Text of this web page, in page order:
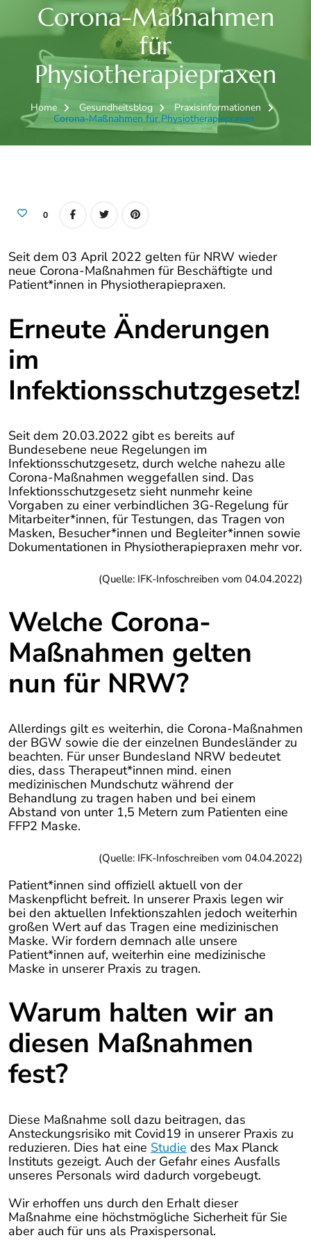
Corona-Maßnahmen
für
Physiotherapiepraxen
Home Gesundheitsblog
Praxisinformationen
Corona-Maßnahmen für Physiotherapiepraxen
0
Seit dem 03 April 2022 gelten für NRW wieder
neue Corona-Maßnahmen für Beschäftigte und
Patient*innen in Physiotherapiepraxen.
Erneute Änderungen
im
Infektionsschutzgesetz!
Seit dem 20.03.2022 gibt es bereits auf
Bundesebene neue Regelungen im
Infektionsschutzgesetz, durch welche nahezu alle
Corona-Maßnahmen weggefallen sind. Das
Infektionsschutzgesetz sieht nunmehr keine
Vorgaben zu einer verbindlichen 3G-Regelung für
Mitarbeiter*innen, für Testungen, das Tragen von
Masken, Besucher*innen und Begleiter*innen sowie
Dokumentationen in Physiotherapiepraxen mehr vor.
(Quelle: IFK-Infoschreiben vom 04.04.2022)
Welche Corona-
Maßnahmen gelten
nun für NRW?
Allerdings gilt es weiterhin, die Corona-Maßnahmen
der BGW sowie die der einzelnen Bundesländer zu
beachten. Für unser Bundesland NRW bedeutet
dies, dass Therapeut*innen mind. einen
medizinischen Mundschutz während der
Behandlung zu tragen haben und bei einem
Abstand von unter 1,5 Metern zum Patienten eine
FFP2 Maske.
(Quelle: IFK-Infoschreiben vom 04.04.2022)
Patient*innen sind offiziell aktuell von der
Maskenpflicht befreit. In unserer Praxis legen wir
bei den aktuellen Infektionszahlen jedoch weiterhin
großen Wert auf das Tragen eine medizinischen
Maske. Wir fordern demnach alle unsere
Patient*innen auf, weiterhin eine medizinische
Maske in unserer Praxis zu tragen.
Warum halten wir an
diesen Maßnahmen
fest?
Diese Maßnahme soll dazu beitragen, das
Ansteckungsrisiko mit Covid19 in unserer Praxis zu
reduzieren. Dies hat eine Studie des Max Planck
Instituts gezeigt. Auch der Gefahr eines Ausfalls
unseres Personals wird dadurch vorgebeugt.
Wir erhoffen uns durch den Erhalt dieser
Maßnahme eine höchstmögliche Sicherheit für Sie
aber auch für uns als Praxispersonal.